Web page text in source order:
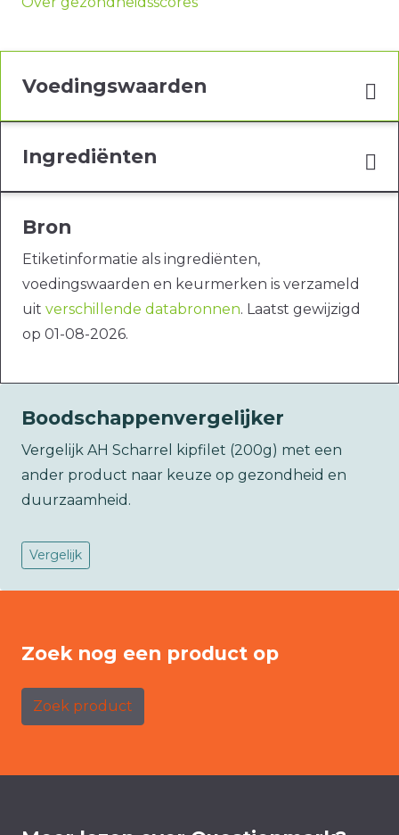
Voedingswaarden
Ingrediënten
Bron
Etiketinformatie als ingrediënten,
voedingswaarden en keurmerken is verzameld
uit verschillende databronnen. Laatst gewijzigd
op 01-08-2026.
Boodschappenvergelijker
Vergelijk AH Scharrel kipfilet (200g) met een
ander product naar keuze op gezondheid en
duurzaamheid.
Vergelijk
Zoek nog een product op
Zoek product